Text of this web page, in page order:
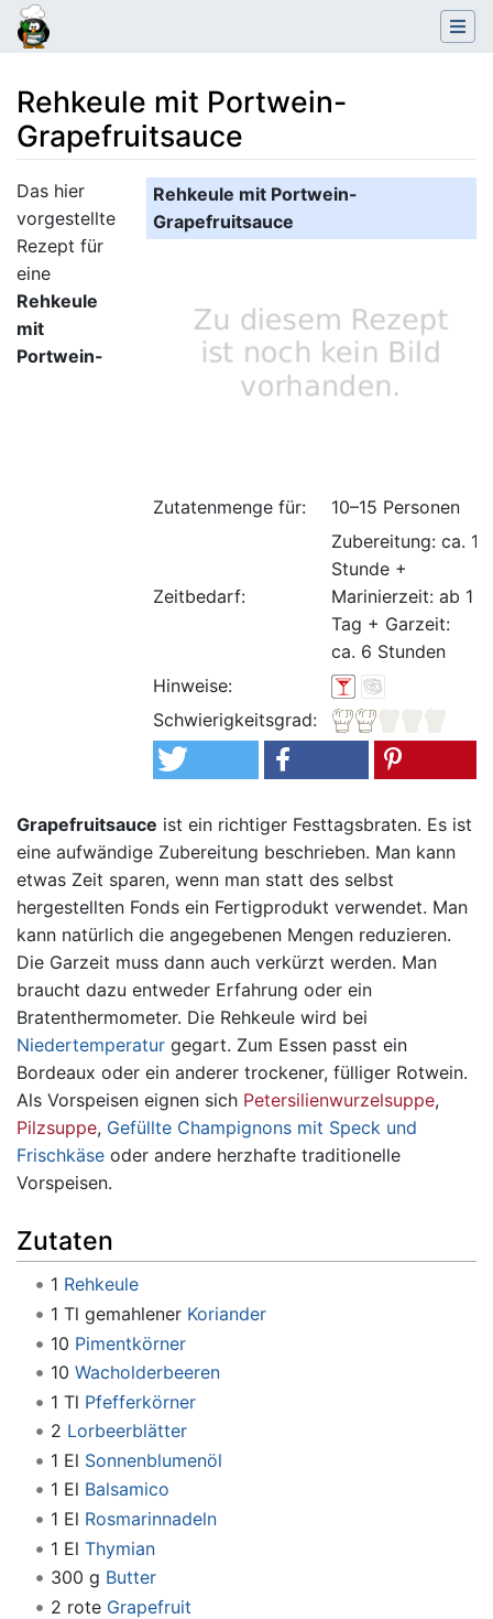
Rehkeule mit Portwein-
Grapefruitsauce
Wechseln zu: Navigation,Suche
Rehkeule mit Portwein-
Grapefruitsauce
Zutatenmenge für: 10–15 Personen
Zeitbedarf:
Zubereitung: ca. 1
Stunde +
Marinierzeit: ab 1
Tag + Garzeit:
ca. 6 Stunden
Hinweise:
Schwierigkeitsgrad:
Das hier
vorgestellte
Rezept für
eine
Rehkeule
mit
Portwein-
Grapefruitsauce ist ein richtiger Festtagsbraten. Es ist
eine aufwändige Zubereitung beschrieben. Man kann
etwas Zeit sparen, wenn man statt des selbst
hergestellten Fonds ein Fertigprodukt verwendet. Man
kann natürlich die angegebenen Mengen reduzieren.
Die Garzeit muss dann auch verkürzt werden. Man
braucht dazu entweder Erfahrung oder ein
Bratenthermometer. Die Rehkeule wird bei
Niedertemperatur gegart. Zum Essen passt ein
Bordeaux oder ein anderer trockener, fülliger Rotwein.
Als Vorspeisen eignen sich Petersilienwurzelsuppe,
Pilzsuppe, Gefüllte Champignons mit Speck und
Frischkäse oder andere herzhafte traditionelle
Vorspeisen.
Zutaten
1 Rehkeule
1 Tl gemahlener Koriander
10 Pimentkörner
10 Wacholderbeeren
1 Tl Pfefferkörner
2 Lorbeerblätter
1 El Sonnenblumenöl
1 El Balsamico
1 El Rosmarinnadeln
1 El Thymian
300 g Butter
2 rote Grapefruit